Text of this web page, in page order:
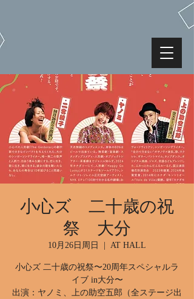
小心ズ 二十歳の祝
祭 大分
10月26日周日 AT HALL
小心ズ 二十歳の祝祭〜20周年スペシャルラ
イブ in大分〜
出演：ヤノミ、上の助空五郎（全ステージ出